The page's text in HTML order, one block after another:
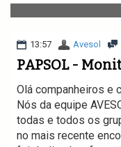
13:57 Avesol
PAPSOL -
Olá companheiros e
Nós da equipe
todas e todos os
no mais recente